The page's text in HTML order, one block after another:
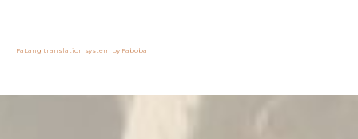
FaLang translation system by Faboba